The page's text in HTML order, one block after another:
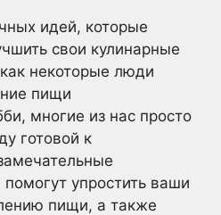
идей, которые
свои кулинарные
некоторые люди
пищи
многие из нас просто
готовой к
упростить ваши
пищи, а также